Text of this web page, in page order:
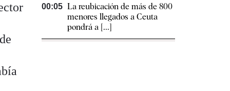
00:05 La reubicación de más de 800
menores llegados a Ceuta
pondrá a [...]